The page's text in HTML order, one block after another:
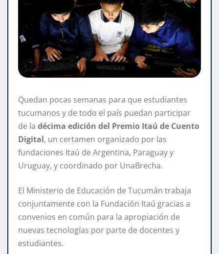
Quedan pocas semanas para que estudiantes
tucumanos y de todo el país puedan participar
de la décima edición del Premio Itaú de Cuento
Digital, un certamen organizado por las
fundaciones Itaú de Argentina, Paraguay y
Uruguay, y coordinado por UnaBrecha.
El Ministerio de Educación de Tucumán trabaja
conjuntamente con la Fundación Itaú gracias a
convenios en común para la apropiación de
nuevas tecnologías por parte de docentes y
estudiantes.